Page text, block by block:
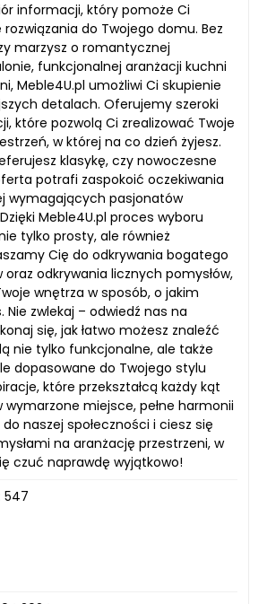
informacji, który pomoże Ci
do Twojego domu. Bez
marzysz o romantycznej
funkcjonalnej aranżacji kuchni
Meble4U.pl umożliwi Ci skupienie
detalach. Oferujemy szeroki
które pozwolą Ci zrealizować Twoje
w której na co dzień żyjesz.
klasykę, czy nowoczesne
potrafi zaspokoić oczekiwania
wymagających pasjonatów
Meble4U.pl proces wyboru
tylko prosty, ale również
Cię do odkrywania bogatego
odkrywania licznych pomysłów,
wnętrza w sposób, o jakim
Nie zwlekaj – odwiedź nas na
się, jak łatwo możesz znaleźć
nie tylko funkcjonalne, ale także
dopasowane do Twojego stylu
które przekształcą każdy kąt
wymarzone miejsce, pełne harmonii
naszej społeczności i ciesz się
na aranżację przestrzeni, w
czuć naprawdę wyjątkowo!
547